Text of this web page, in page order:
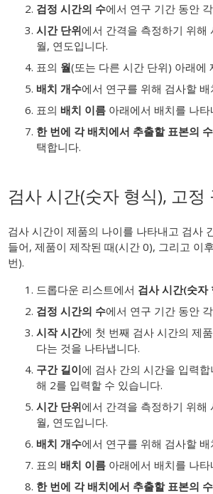
검정 시간의 수에서 연구 기간 동안
시간 단위에서 간격을 측정하기 위해
월, 연도입니다.
표의 월(또는 다른 시간 단위) 아래에
배치 개수에서 연구를 위해 검사할
표의 배치 이름 아래에서 배치를 나
한 번에 각 배치에서 추출할 표본의
택합니다.
검사 시간(숫자 형식), 고정
검사 시간이 제품의 나이를 나타내고 검사
들어, 제품이 제작된 때(시간 0), 그리고 이
번).
드롭다운 리스트에서 검사 시간(숫자
검정 시간의 수에서 연구 기간 동안
시작 시간에 첫 번째 검사 시간의 제
다는 것을 나타냅니다.
구간 길이에 검사 간의 시간을 입력
해 2를 입력할 수 있습니다.
시간 단위에서 간격을 측정하기 위해
월, 연도입니다.
배치 개수에서 연구를 위해 검사할
표의 배치 이름 아래에서 배치를 나
한 번에 각 배치에서 추출할 표본의